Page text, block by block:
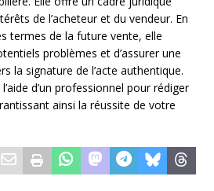
de l’acheteur et du vendeur. En
termes de la future vente, elle
problèmes et d’assurer une
la signature de l’acte authentique.
d’un professionnel pour rédiger
ainsi la réussite de votre